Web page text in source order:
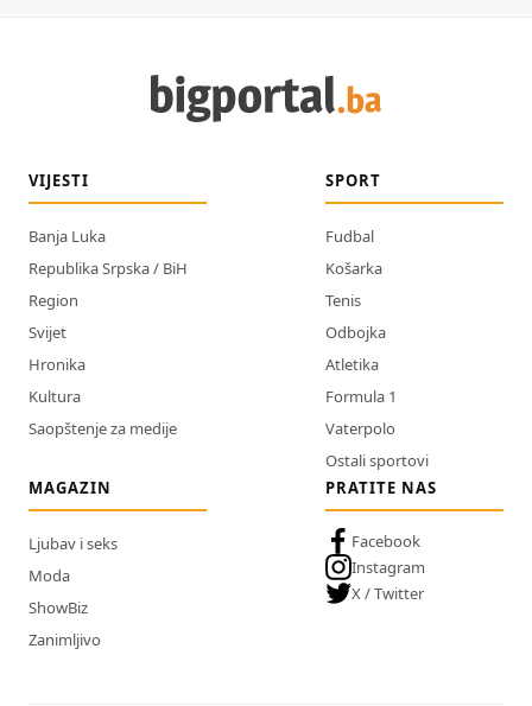
VIJESTI
Banja Luka
Republika Srpska / BiH
Region
Svijet
Hronika
Kultura
Saopštenje za medije
SPORT
Fudbal
Košarka
Tenis
Odbojka
Atletika
Formula 1
Vaterpolo
Ostali sportovi
MAGAZIN
Ljubav i seks
Moda
ShowBiz
Zanimljivo
PRATITE NAS
Facebook
Instagram
X / Twitter